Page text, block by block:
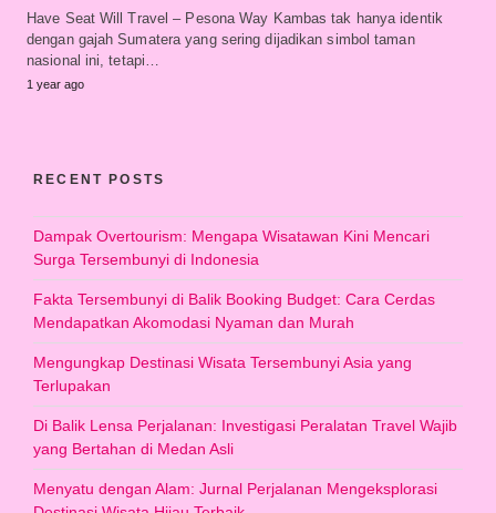
Have Seat Will Travel – Pesona Way Kambas tak hanya identik
dengan gajah Sumatera yang sering dijadikan simbol taman
nasional ini, tetapi…
1 year ago
RECENT POSTS
Dampak Overtourism: Mengapa Wisatawan Kini Mencari
Surga Tersembunyi di Indonesia
Fakta Tersembunyi di Balik Booking Budget: Cara Cerdas
Mendapatkan Akomodasi Nyaman dan Murah
Mengungkap Destinasi Wisata Tersembunyi Asia yang
Terlupakan
Di Balik Lensa Perjalanan: Investigasi Peralatan Travel Wajib
yang Bertahan di Medan Asli
Menyatu dengan Alam: Jurnal Perjalanan Mengeksplorasi